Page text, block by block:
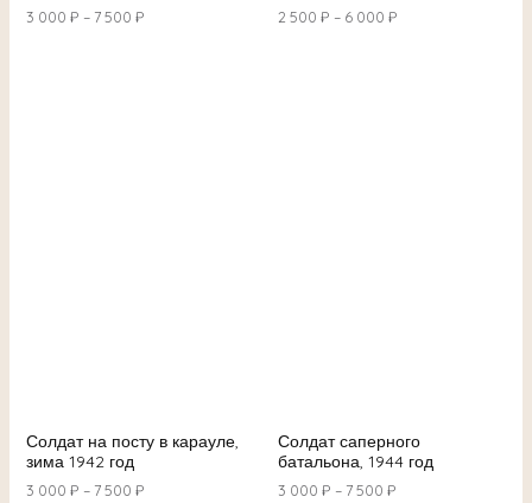
3 000 ₽ – 7 500 ₽ 2 500 ₽ – 6 000 ₽
Солдат на посту в карауле,
зима 1942 год
3 000 ₽ – 7 500 ₽
Солдат саперного
батальона, 1944 год
3 000 ₽ – 7 500 ₽